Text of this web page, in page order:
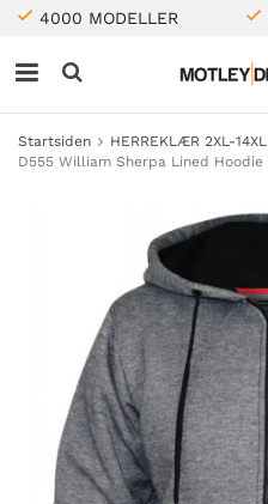
4000 MODELLER
Startsiden HERREKLÆR 2XL-14XL
D555 William Sherpa Lined Hoodie